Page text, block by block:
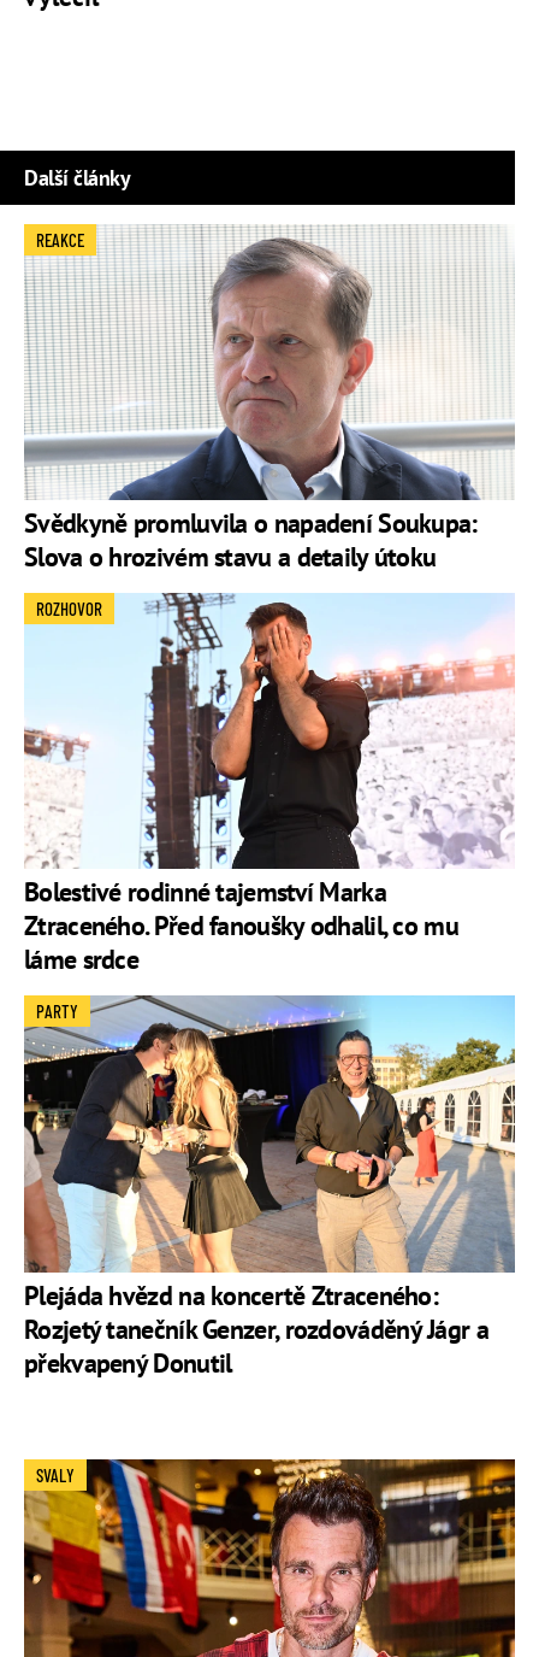
Další články
Svědkyně promluvila o napadení Soukupa:
Slova o hrozivém stavu a detaily útoku
REAKCE
Bolestivé rodinné tajemství Marka
Ztraceného. Před fanoušky odhalil, co mu
láme srdce
ROZHOVOR
Plejáda hvězd na koncertě Ztraceného:
Rozjetý tanečník Genzer, rozdováděný Jágr a
překvapený Donutil
PARTY
SVALY